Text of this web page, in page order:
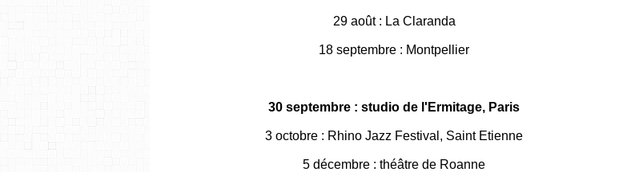
29 août : La Claranda
18 septembre : Montpellier
30 septembre : studio de l'Ermitage, Paris
3 octobre : Rhino Jazz Festival, Saint Etienne
5 décembre : théâtre de Roanne